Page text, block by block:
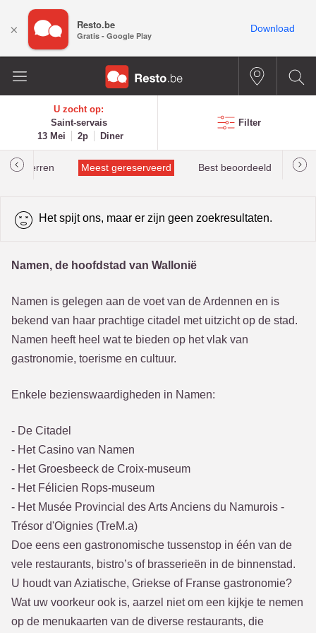
U zocht op:
Saint-servais
13 Mei
2p Diner
Filter
Meest gereserveerd Best beoordeeld
Het spijt ons, maar er zijn geen zoekresultaten.
Namen, de hoofdstad van Wallonië
Namen is gelegen aan de voet van de Ardennen en is
bekend van haar prachtige citadel met uitzicht op de stad.
Namen heeft heel wat te bieden op het vlak van
gastronomie, toerisme en cultuur.
Enkele bezienswaardigheden in Namen:
- De Citadel
- Het Casino van Namen
- Het Groesbeeck de Croix-museum
- Het Félicien Rops-museum
- Het Musée Provincial des Arts Anciens du Namurois -
Trésor d'Oignies (TreM.a)
Doe eens een gastronomische tussenstop in één van de
vele restaurants, bistro’s of brasserieën in de binnenstad.
U houdt van Aziatische, Griekse of Franse gastronomie?
Wat uw voorkeur ook is, aarzel niet om een kijkje te nemen
op de menukaarten van de diverse restaurants, die
× Resto.be
Gratis - Google Play
Download